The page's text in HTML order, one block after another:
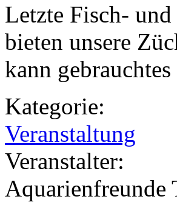
Letzte Fisch-
bieten unsere
kann
Kategorie:
Veranstaltung
Veranstalter:
Aquarienfreunde